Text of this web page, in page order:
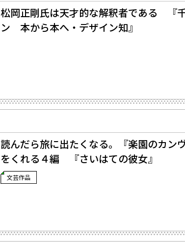
松岡正剛氏は天才的な解釈者である 『
ン 本から本へ・デザイン知』
読んだら旅に出たくなる。『楽園のカン
をくれる４編 『さいはての彼女』
文芸作品